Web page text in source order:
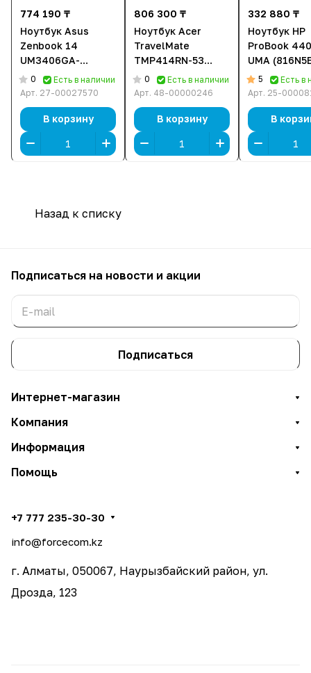
774 190 ₸
Ноутбук Asus
Zenbook 14
UM3406GA-
QD294W
(90NB17R1-
Ryzen AI 7 445, 16
ГБ ОЗУ, 512 ГБ
SSD, Windows 11
0
Есть в наличии
Арт. 27-00027570
В корзину
806 300 ₸
Ноутбук Acer
TravelMate
TMP414RN-53
(NX.B22ER.005)
[14", Core i7-
512 ГБ SSD, DOS]
0
Есть в наличии
Арт. 48-00000246
В корзину
332 880 ₸
Ноутбук HP
ProBook
UMA
[14" Full
i7-1355U, 8
5
Есть в
Арт. 25-
В
Назад к списку
Подписаться на новости и акции
Подписаться
Интернет-магазин
Компания
Информация
Помощь
+7 777 235-30-30
info@forcecom.kz
г. Алматы, 050067, Наурызбайский район, ул.
Дрозда, 123